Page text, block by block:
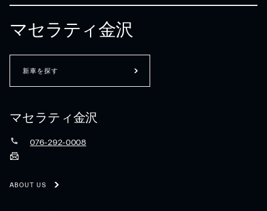
マセラティ金沢
新車を探す
マセラティ金沢
076-292-0008
ABOUT US